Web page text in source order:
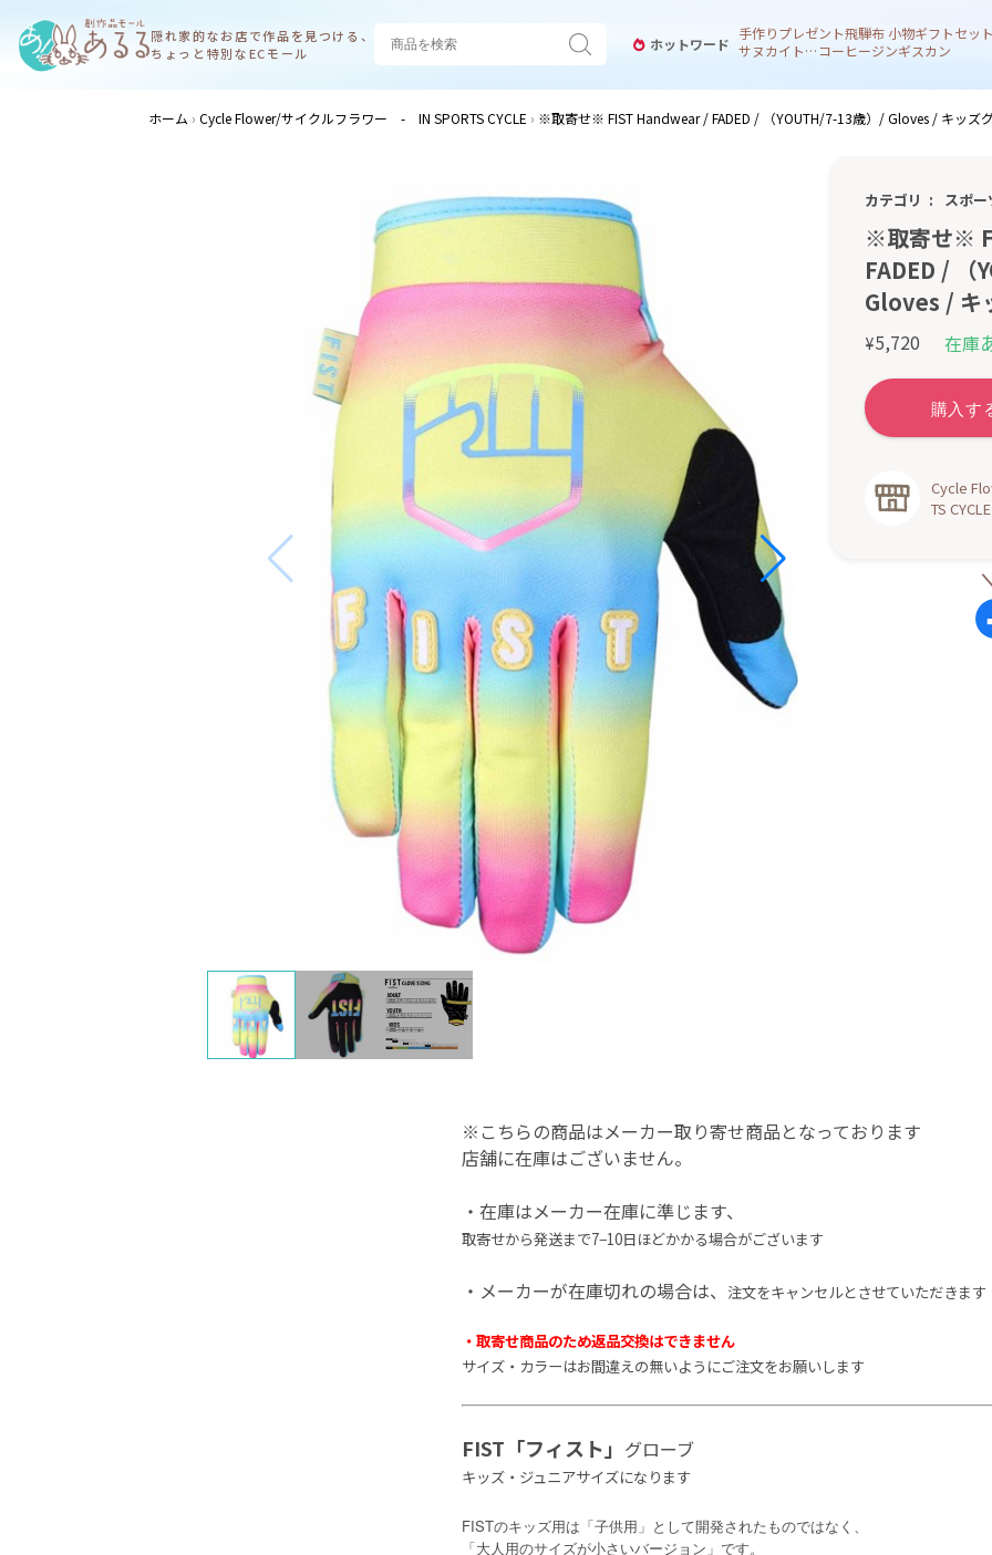
隠れ家的なお店で作品を見つける、
ちょっと特別なECモール
ホットワード
手作りプレゼント飛騨布 小物ギフトセッ
サヌカイト 風鈴コーヒージンギスカン
ホーム Cycle Flower/サイクルフラワー - IN SPORTS CYCLE ※取寄せ※ FIST Handwear / FADED / （YOUTH/7-13歳）/ Gloves / キッズ
カテゴリ スポ
※取寄せ※
FADED /
Gloves / キ
¥5,720 在庫
Cycle
TS CYCLE
※こちらの商品はメーカー取り寄せ商品となっております
店舗に在庫はございません。
・在庫はメーカー在庫に準じます、
取寄せから発送まで7−10日ほどかかる場合がございます
・メーカーが在庫切れの場合は、 注文をキャンセルとさせていただきます
・取寄せ商品のため返品交換はできません
サイズ・カラーはお間違えの無いようにご注文をお願いします
FIST「フィスト」 グローブ
キッズ・ジュニアサイズになります
FISTのキッズ用は「子供用」として開発されたものではなく、
「大人用のサイズが小さいバージョン」です。